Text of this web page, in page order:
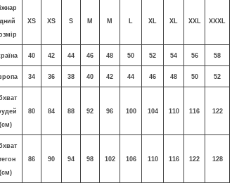
XS XS S M M XL XL XXL XXXL
40 42 44 46 48 50 52 54 56 58
34 36 38 40 42 44 46 48 50 52
(см)
80 84 88 92 96 100 104 110 116 122
(см)
86 90 94 98 102 106 110 116 122 128